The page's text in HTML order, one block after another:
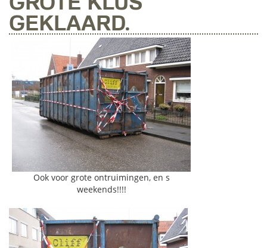
GEKLAARD.
Ook voor grote ontruimingen, en s
weekends!!!!